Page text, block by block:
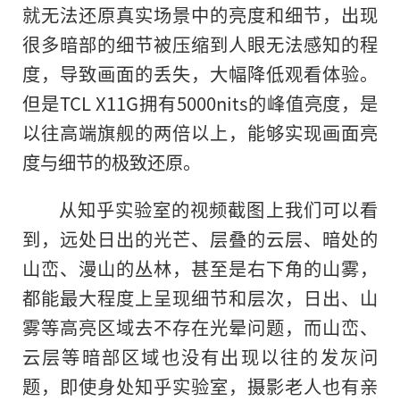
就无法还原真实场景中的亮度和细节，出现
很多暗部的细节被压缩到人眼无法感知的程
度，导致画面的丢失，大幅降低观看体验。
但是TCL X11G拥有5000nits的峰值亮度，是
以往高端旗舰的两倍以上，能够实现画面亮
度与细节的极致还原。
从知乎实验室的视频截图上我们可以看
到，远处日出的光芒、层叠的云层、暗处的
山峦、漫山的丛林，甚至是右下角的山雾，
都能最大程度上呈现细节和层次，日出、山
雾等高亮区域去不存在光晕问题，而山峦、
云层等暗部区域也没有出现以往的发灰问
题，即使身处知乎实验室，摄影老人也有亲